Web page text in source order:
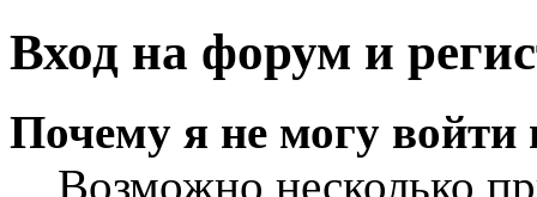
Вход на форум и
Почему я не могу войти
Возможно несколько